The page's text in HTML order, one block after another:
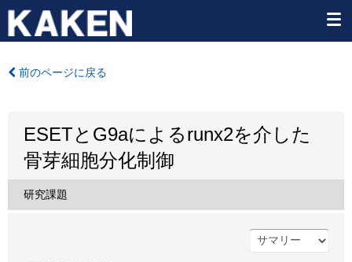
前のページに戻る
ESETとG9aによるrunx2を介した
骨芽細胞分化制御
研究課題